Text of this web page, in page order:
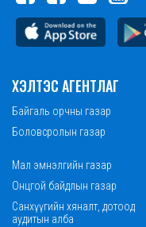
ХЭЛТЭС АГЕНТЛАГ
Байгаль орчны газар
Боловсролын газар
Мал эмнэлгийн газар
Онцгой байдлын газар
Санхүүгийн хяналт, дотоод
аудитын алба